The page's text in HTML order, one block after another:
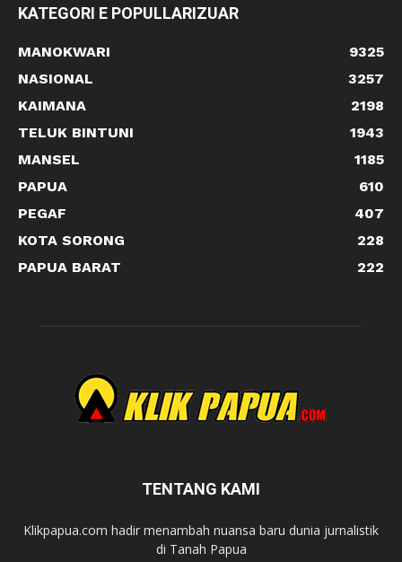
KATEGORI E POPULLARIZUAR
MANOKWARI
9325
NASIONAL
3257
KAIMANA
2198
TELUK BINTUNI
1943
MANSEL
1185
PAPUA
610
PEGAF
407
KOTA SORONG
228
PAPUA BARAT
222
TENTANG KAMI
Klikpapua.com hadir menambah nuansa baru dunia jurnalistik
di Tanah Papua